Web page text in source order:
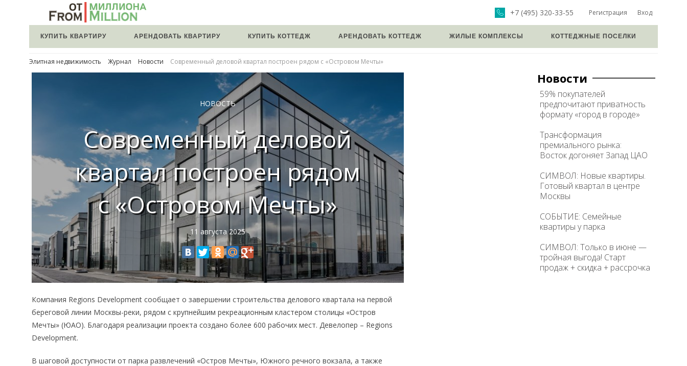
Регистрация Вход
+7 (495) 320-33-55
КУПИТЬ КВАРТИРУ АРЕНДОВАТЬ КВАРТИРУ КУПИТЬ КОТТЕДЖ АРЕНДОВАТЬ КОТТЕДЖ ЖИЛЫЕ КОМПЛЕКСЫ КОТТЕДЖНЫЕ ПОСЕЛКИ
Элитная недвижимость Журнал Новости Современный деловой квартал построен рядом с «Островом Мечты»
НОВОСТЬ
Современный деловой
квартал построен рядом
с «Островом Мечты»
11 августа 2025
Компания Regions Development сообщает о завершении строительства делового квартала на первой
береговой линии Москвы-реки, рядом с крупнейшим рекреационным кластером столицы «Остров
Мечты» (ЮАО). Благодаря реализации проекта создано более 600 рабочих мест. Девелопер – Regions
Development.
В шаговой доступности от парка развлечений «Остров Мечты», Южного речного вокзала, а также
Новости
59% покупателей
предпочитают приватность
формату «город в городе»
Трансформация
премиального рынка:
Восток догоняет Запад ЦАО
СИМВОЛ: Новые квартиры.
Готовый квартал в центре
Москвы
СОБЫТИЕ: Семейные
квартиры у парка
СИМВОЛ: Только в июне —
тройная выгода! Старт
продаж + скидка + рассрочка